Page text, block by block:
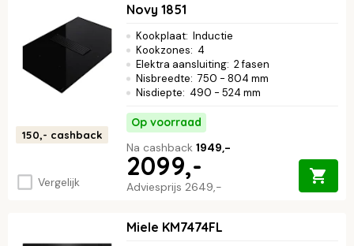
150,- cashback
Vergelijk
Novy 1851
Kookplaat: Inductie
Kookzones: 4
Elektra aansluiting: 2 fasen
Nisbreedte: 750 - 804 mm
Nisdiepte: 490 - 524 mm
Op voorraad
Adviesprijs 2649,-
2099,-
Na cashback 1949,-
Miele KM7474FL